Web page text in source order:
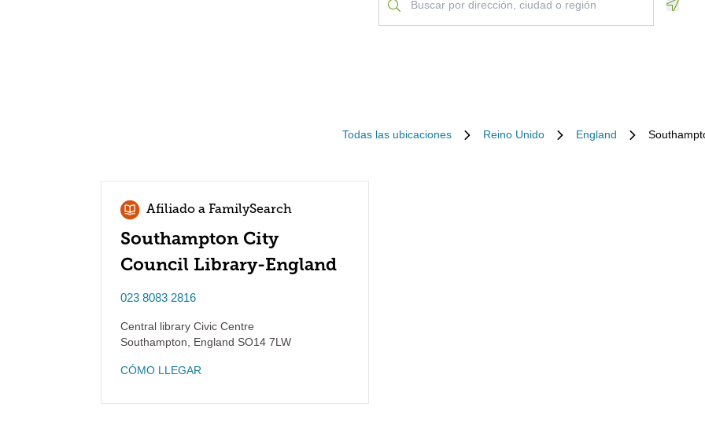
Todas las ubicaciones Reino Unido England
Afiliado a FamilySearch
Southampton City
Council Library-England
023 8083 2816
Central library Civic Centre
Southampton
England SO14 7LW
CÓMO LLEGAR